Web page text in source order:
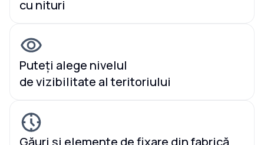
cu nituri
Puteți alege nivelul
de vizibilitate al teritoriului
Găuri și elemente de fixare din fabrică